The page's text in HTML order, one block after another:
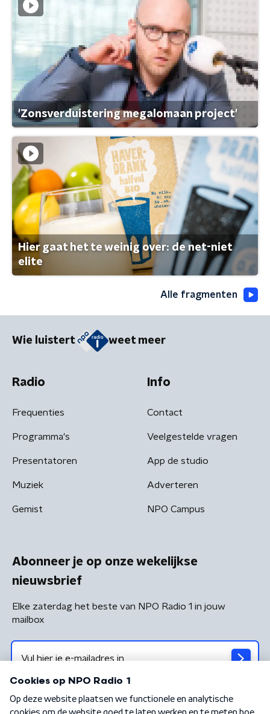
'Zonsverduistering megalomaan project'
Hier gaat het te weinig over: de net-niet
elite
Alle fragmenten
Wie luistert weet meer
Radio
Frequenties
Programma's
Presentatoren
Muziek
Gemist
Info
Contact
Veelgestelde vragen
App de studio
Adverteren
NPO Campus
Abonneer je op onze wekelijkse
nieuwsbrief
Elke zaterdag het beste van NPO Radio 1 in jouw
mailbox